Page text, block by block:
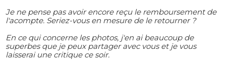
Je ne pense pas avoir encore reçu le remboursement de
l'acompte. Seriez-vous en mesure de le retourner ?
En ce qui concerne les photos, j'en ai beaucoup de
superbes que je peux partager avec vous et je vous
laisserai une critique ce soir.